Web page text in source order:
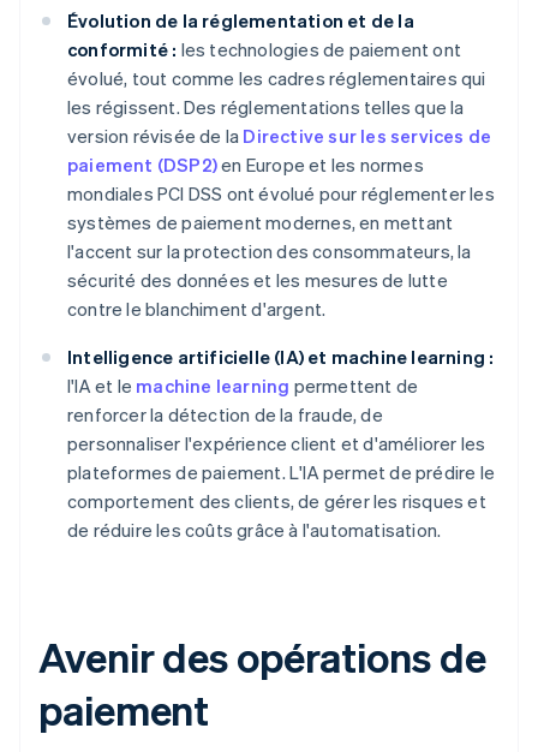
Évolution de la réglementation et de la
conformité : les technologies de paiement ont
évolué, tout comme les cadres réglementaires qui
les régissent. Des réglementations telles que la
version révisée de la Directive sur les services de
paiement (DSP2)en Europe et les normes
mondiales PCI DSS ont évolué pour réglementer les
systèmes de paiement modernes, en mettant
l'accent sur la protection des consommateurs, la
sécurité des données et les mesures de lutte
contre le blanchiment d'argent.
Intelligence artificielle (IA) et machine learning :
l'IA et le machine learning permettent de
renforcer la détection de la fraude, de
personnaliser l'expérience client et d'améliorer les
plateformes de paiement. L'IA permet de prédire le
comportement des clients, de gérer les risques et
de réduire les coûts grâce à l'automatisation.
Avenir des opérations de
paiement